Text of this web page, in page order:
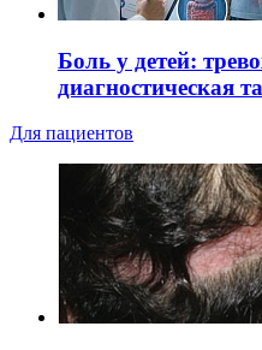
Боль у детей:
диагностическая
Для пациентов